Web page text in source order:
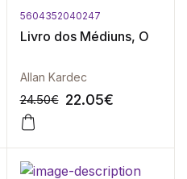
5604352040247
Livro dos Médiuns, O
Allan Kardec
24.50€ 22.05€